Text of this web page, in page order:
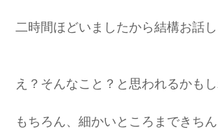
二時間ほどいましたから結構お話し
え？そんなこと？と思われるかも
もちろん、細かいところまできち